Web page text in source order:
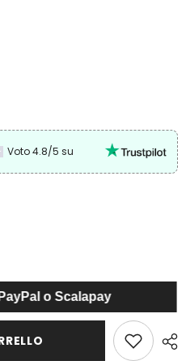
Voto 4.8/5 su
o Scalapay